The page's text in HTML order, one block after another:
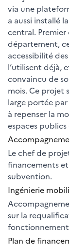
via une
a aussi installé
central.
département,
accessibilité
l’utilisent déjà,
convaincu de
mois. Ce projet
large portée par
à repenser la
espaces
Le chef de
financements
subvention.
Ingénierie
sur la
fonctionnement
Plan de